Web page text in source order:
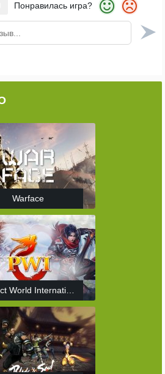
Понравилась игра?
Warface
Perfect World International